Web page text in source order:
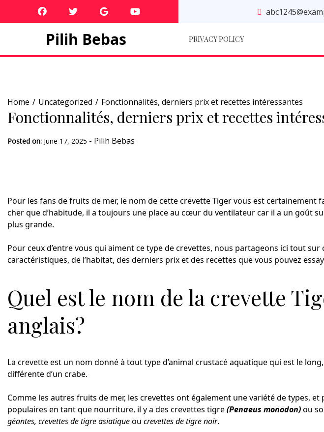
Pilih Bebas PRIVACY POLICY
Home Uncategorized Fonctionnalités, derniers prix et recettes intéressantes
Fonctionnalités, derniers prix et recettes
Posted on: June 17, 2025 - Pilih Bebas
Pour les fans de fruits de mer, le nom de cette crevette Tiger vous est certainement
cher que d’habitude, il a toujours une place au cœur du ventilateur car il a un goût
plus grande.
Pour ceux d’entre vous qui aiment ce type de crevettes, nous partageons ici tout sur
caractéristiques, de l’habitat, des derniers prix et des recettes que vous pouvez
Quel est le nom de la crevette
anglais?
La crevette est un nom donné à tout type d’animal crustacé aquatique qui est le
différente d’un crabe.
Comme les autres fruits de mer, les crevettes ont également une variété de types, et
populaires en tant que nourriture, il y a des crevettes tigre(Penaeus monodon)ou
géantes, crevettes de tigre asiatiqueou crevettes de tigre noir.